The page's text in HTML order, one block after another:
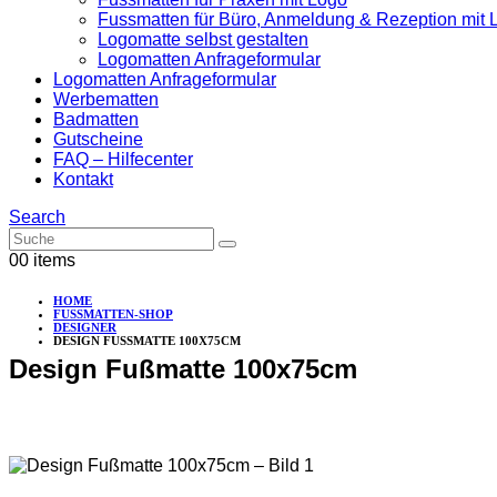
Fussmatten für Büro, Anmeldung & Rezeption mit
Logomatte selbst gestalten
Logomatten Anfrageformular
Logomatten Anfrageformular
Werbematten
Badmatten
Gutscheine
FAQ – Hilfecenter
Kontakt
Search
00 items
HOME
FUSSMATTEN-SHOP
DESIGNER
DESIGN FUSSMATTE 100X75CM
Design Fußmatte 100x75cm